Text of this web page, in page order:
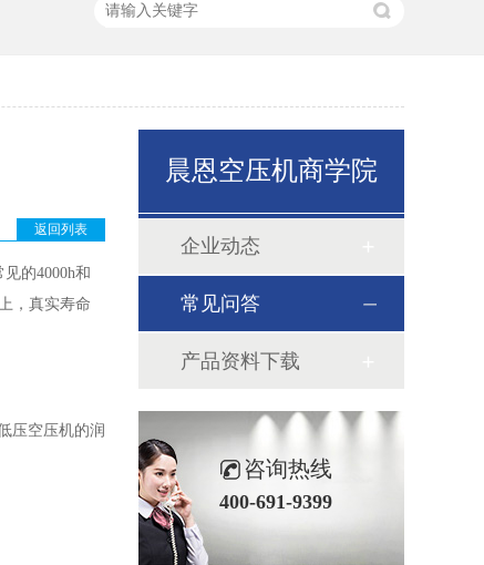
返回列表
的4000h和
，真实寿命
压空压机的润
晨恩空压机商学院
企业动态
常见问答
产品资料下载
咨询热线
400-691-9399